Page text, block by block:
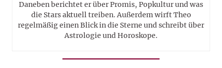
Daneben berichtet er über Promis, Popkultur und was
die Stars aktuell treiben. Außerdem wirft Theo
regelmäßig einen Blick in die Sterne und schreibt über
Astrologie und Horoskope.